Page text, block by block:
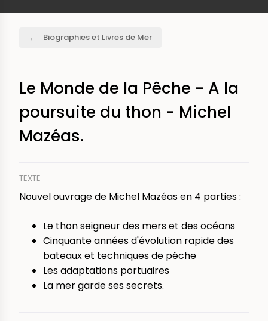
Biographies et Livres de Mer
Le Monde de la Pêche - A la
poursuite du thon - Michel
Mazéas.
TEXTE
Nouvel ouvrage de Michel Mazéas en 4 parties :
Le thon seigneur des mers et des océans
Cinquante années d'évolution rapide des
bateaux et techniques de pêche
Les adaptations portuaires
La mer garde ses secrets.